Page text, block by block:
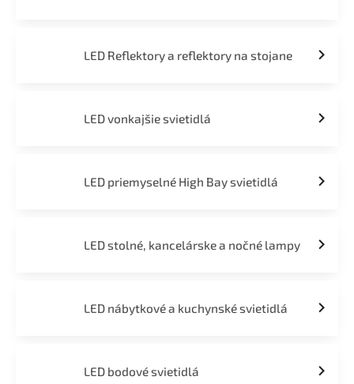
LED Reflektory a reflektory na stojane
LED vonkajšie svietidlá
LED priemyselné High Bay svietidlá
LED stolné, kancelárske a nočné lampy
LED nábytkové a kuchynské svietidlá
LED bodové svietidlá